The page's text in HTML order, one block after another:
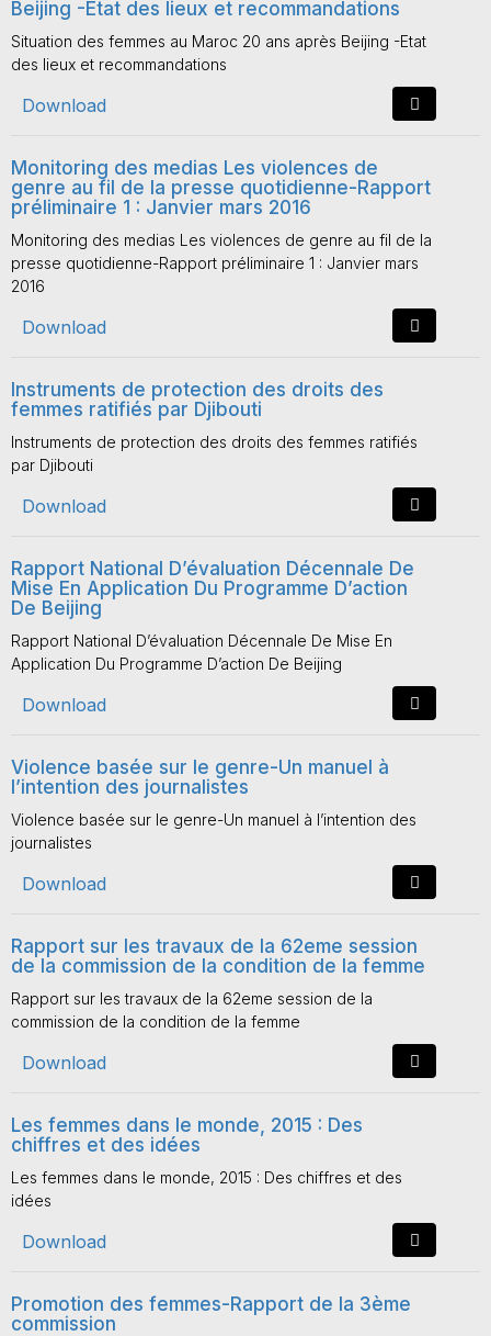
Beijing -Etat des lieux et recommandations
Situation des femmes au Maroc 20 ans après Beijing -Etat
des lieux et recommandations
Download
Monitoring des medias Les violences de
genre au fil de la presse quotidienne-Rapport
préliminaire 1 : Janvier mars 2016
Monitoring des medias Les violences de genre au fil de la
presse quotidienne-Rapport préliminaire 1 : Janvier mars
2016
Download
Instruments de protection des droits des
femmes ratifiés par Djibouti
Instruments de protection des droits des femmes ratifiés
par Djibouti
Download
Rapport National D’évaluation Décennale De
Mise En Application Du Programme D’action
De Beijing
Rapport National D’évaluation Décennale De Mise En
Application Du Programme D’action De Beijing
Download
Violence basée sur le genre-Un manuel à
l’intention des journalistes
Violence basée sur le genre-Un manuel à l’intention des
journalistes
Download
Rapport sur les travaux de la 62eme session
de la commission de la condition de la femme
Rapport sur les travaux de la 62eme session de la
commission de la condition de la femme
Download
Les femmes dans le monde, 2015 : Des
chiffres et des idées
Les femmes dans le monde, 2015 : Des chiffres et des
idées
Download
Promotion des femmes-Rapport de la 3ème
commission